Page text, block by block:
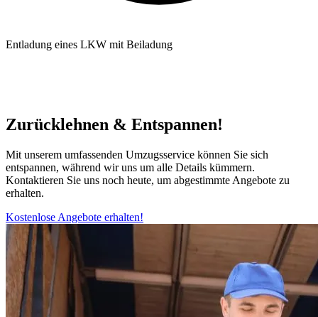
Entladung eines LKW mit Beiladung
Zurücklehnen & Entspannen!
Mit unserem umfassenden Umzugsservice können Sie sich
entspannen, während wir uns um alle Details kümmern.
Kontaktieren Sie uns noch heute, um abgestimmte Angebote zu
erhalten.
Kostenlose Angebote erhalten!